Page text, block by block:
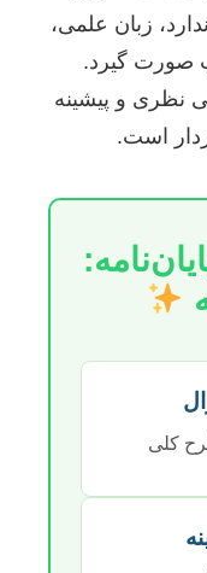
زبان علمی،
صورت گیرد.
نظری و پیشینه
است.
کلی